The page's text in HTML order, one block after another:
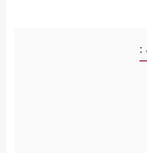
لَا تَـتَّـخِذُواْ ٱلۡیَهُودَ وَٱلنَّصَـٰرَىٰۤ
على اليهود والنصارى
في المشتركات الدينيَّة؛
والوحي والنبوة من حيث
المشركون فقد كانت
: